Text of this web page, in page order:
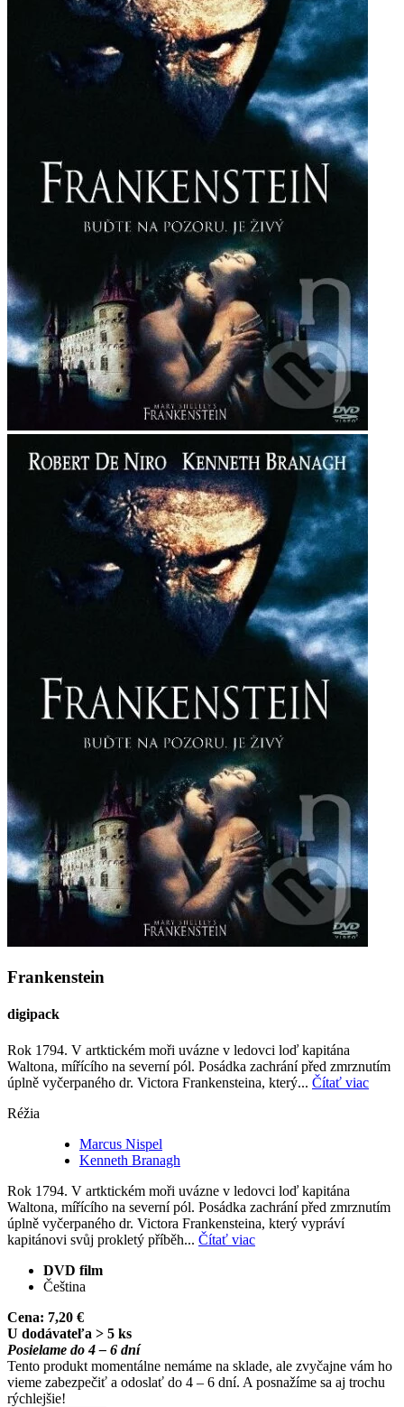
Frankenstein
digipack
Rok 1794. V artktickém moři uvázne v ledovci loď kapitána
Waltona, mířícího na severní pól. Posádka zachrání před zmrznutím
úplně vyčerpaného dr. Victora Frankensteina, který... Čítať viac
Réžia
Marcus Nispel
Kenneth Branagh
Rok 1794. V artktickém moři uvázne v ledovci loď kapitána
Waltona, mířícího na severní pól. Posádka zachrání před zmrznutím
úplně vyčerpaného dr. Victora Frankensteina, který vypráví
kapitánovi svůj prokletý příběh... Čítať viac
DVD film
Čeština
Cena: 7,20 €
U dodávateľa > 5 ks
Posielame do 4 – 6 dní
Tento produkt momentálne nemáme na sklade, ale zvyčajne vám ho
vieme zabezpečiť a odoslať do 4 – 6 dní. A posnažíme sa aj trochu
rýchlejšie!